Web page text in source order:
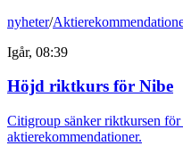
nyheter/
Igår, 08:39
Höjd riktkurs för Nibe
Citigroup sänker riktkursen
aktierekommendationer.